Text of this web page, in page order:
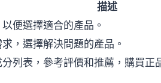
描述
便選擇適合的產品。
，選擇解決問題的產品。
列表，參考評價和推薦，購買正